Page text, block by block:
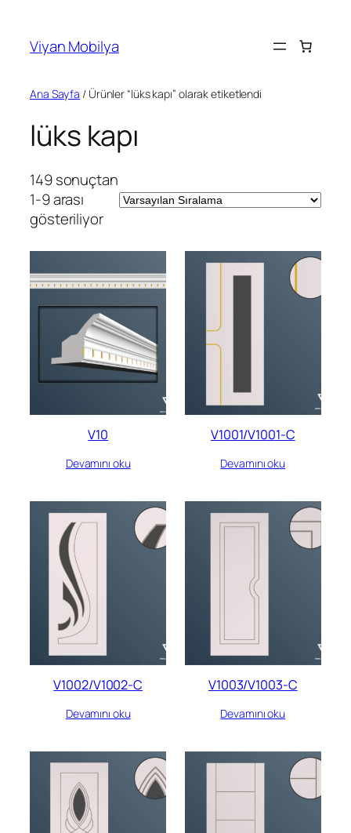
Viyan Mobilya
Ana Sayfa / Ürünler “lüks kapı” olarak etiketlendi
lüks kapı
149 sonuçtan
1-9 arası
gösteriliyor
V10
Devamını oku
V1001/V1001-C
Devamını oku
V1002/V1002-C
Devamını oku
V1003/V1003-C
Devamını oku